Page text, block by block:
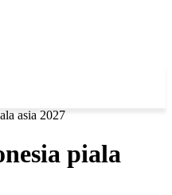
asia 2027
piala